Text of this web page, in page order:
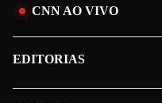
CNN AO VIVO
EDITORIAS